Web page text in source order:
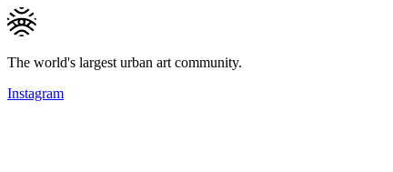
The world's largest urban art community.
Instagram